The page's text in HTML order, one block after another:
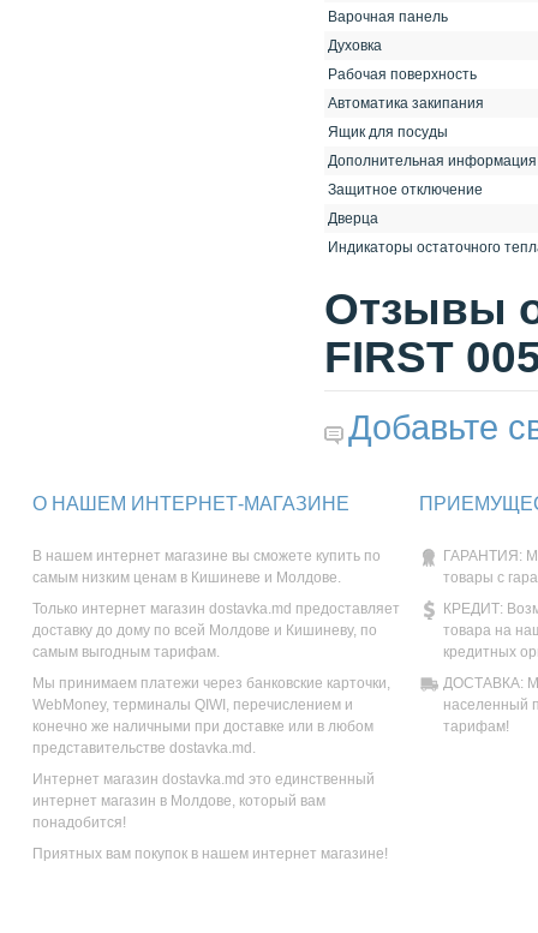
Варочная панель
Духовка
Рабочая поверхность
Автоматика закипания
Ящик для посуды
Дополнительная информация
Защитное отключение
Дверца
Индикаторы остаточного
Отзывы
FIRST
Добавьте
О НАШЕМ ИНТЕРНЕТ-МАГАЗИНЕ
В нашем интернет магазине вы сможете купить по
самым низким ценам в Кишиневе и Молдове.
Только интернет магазин dostavka.md предоставляет
доставку до дому по всей Молдове и Кишиневу, по
самым выгодным тарифам.
Мы принимаем платежи через банковские карточки,
WebMoney, терминалы QIWI, перечислением и
конечно же наличными при доставке или в любом
представительстве dostavka.md.
Интернет магазин dostavka.md это единственный
интернет магазин в Молдове, который вам
понадобится!
Приятных вам покупок в нашем интернет магазине!
ГАРАНТИЯ:
товары с
КРЕДИТ:
товара на
кредитных
ДОСТАВКА:
населенный
тарифам!